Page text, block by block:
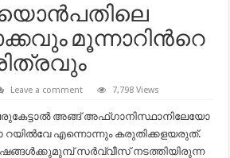
മൂന്നാറിന്‍റെ
Leave a comment 7,798 Views
അങ്ങ് അഫ്ഗാനിസ്ഥാനിലേയോ
റയില്‍വേ എന്നൊന്നും കരുതിക്കളയരുത്.
സര്‍വ്വീസ് നടത്തിയിരുന്ന